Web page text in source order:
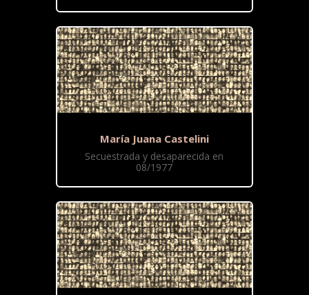
María Juana Castelini
Secuestrada y desaparecida en
08/1977